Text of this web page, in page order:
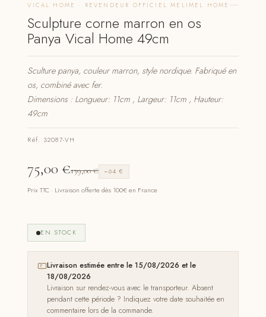
VICAL HOME · REVENDEUR OFFICIEL MELIMEL HOME
Sculpture corne marron en os
Panya Vical Home 49cm
Sculture panya, couleur marron, style nordique. Fabriqué en
os, combiné avec fer.
Dimensions : Longueur: 11cm , Largeur: 11cm , Hauteur:
49cm
Réf. 32087-VH
75,00 €139,00€ −64 €
Prix TTC · Livraison offerte dès 100€ en France
EN STOCK
Livraison estimée entre le 15/08/2026 et le
18/08/2026
Livraison sur rendez-vous avec le transporteur. Absent
pendant cette période ? Indiquez votre date souhaitée en
commentaire lors de la commande.